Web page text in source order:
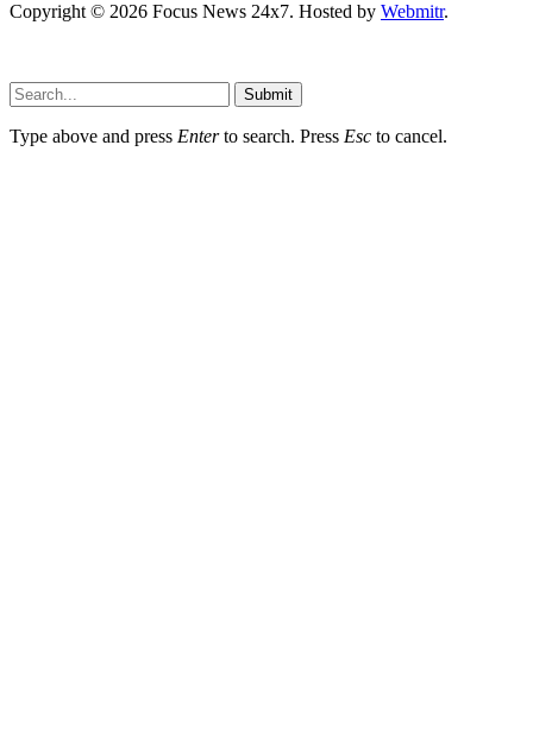
Copyright © 2026 Focus News 24x7. Hosted by Webmitr.
Submit
Type above and press Enterto search. Press Esc to cancel.